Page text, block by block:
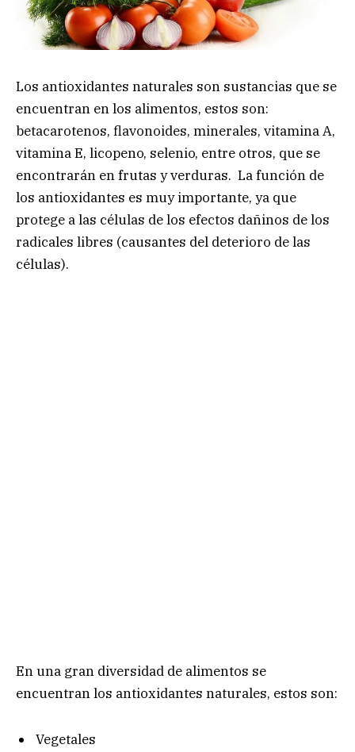
Los antioxidantes naturales son sustancias que se
encuentran en los alimentos, estos son:
betacarotenos, flavonoides, minerales, vitamina A,
vitamina E, licopeno, selenio, entre otros, que se
encontrarán en frutas y verduras. La función de
los antioxidantes es muy importante, ya que
protege a las células de los efectos dañinos de los
radicales libres (causantes del deterioro de las
células).
En una gran diversidad de alimentos se
encuentran los antioxidantes naturales, estos son:
Vegetales